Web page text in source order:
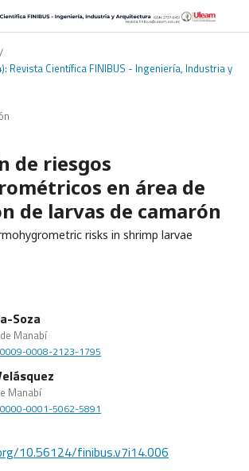
/
Revista Científica FINIBUS - Ingeniería, Industria y
de riesgos
en área de
de larvas de camarón
risks in shrimp larvae
Soza
Manabí
0008-2123-1795
Manabí
0001-5062-5891
10.56124/finibus.v7i14.006